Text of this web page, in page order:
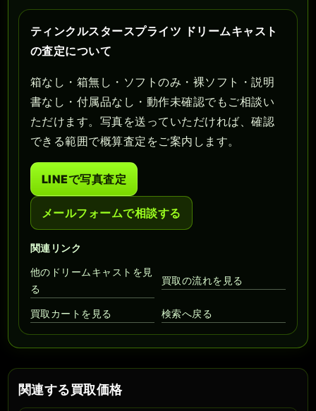
ティンクルスタースプライツ ドリームキャスト
の査定について
箱なし・箱無し・ソフトのみ・裸ソフト・説明
書なし・付属品なし・動作未確認でもご相談い
ただけます。写真を送っていただければ、確認
できる範囲で概算査定をご案内します。
LINEで写真査定
メールフォームで相談する
関連リンク
他のドリームキャストを見
る
買取の流れを見る
買取カートを見る 検索へ戻る
関連する買取価格